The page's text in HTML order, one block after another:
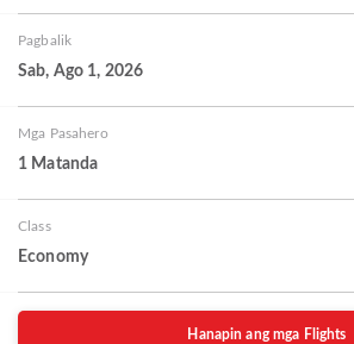
Pagbalik
Sab, Ago 1, 2026
Mga Pasahero
1 Matanda
Class
Economy
Hanapin ang mga Flights